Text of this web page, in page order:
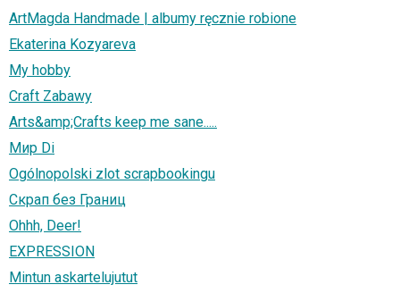
ArtMagda Handmade | albumy ręcznie robione
Ekaterina Kozyareva
My hobby
Craft Zabawy
Arts&amp;Crafts keep me sane.....
Мир Di
Ogólnopolski zlot scrapbookingu
Скрап без Границ
Ohhh, Deer!
EXPRESSION
Mintun askartelujutut